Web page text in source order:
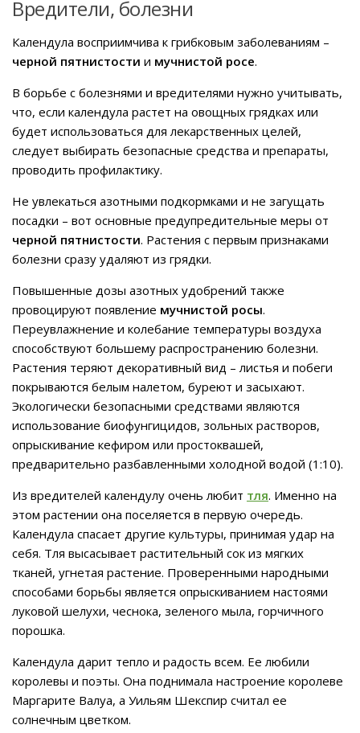
Вредители, болезни
Календула восприимчива к грибковым заболеваниям –
черной пятнистости и мучнистой росе.
В борьбе с болезнями и вредителями нужно учитывать,
что, если календула растет на овощных грядках или
будет использоваться для лекарственных целей,
следует выбирать безопасные средства и препараты,
проводить профилактику.
Не увлекаться азотными подкормками и не загущать
посадки – вот основные предупредительные меры от
черной пятнистости. Растения с первым признаками
болезни сразу удаляют из грядки.
Повышенные дозы азотных удобрений также
провоцируют появление мучнистой росы.
Переувлажнение и колебание температуры воздуха
способствуют большему распространению болезни.
Растения теряют декоративный вид – листья и побеги
покрываются белым налетом, буреют и засыхают.
Экологически безопасными средствами являются
использование биофунгицидов, зольных растворов,
опрыскивание кефиром или простоквашей,
предварительно разбавленными холодной водой (1:10).
Из вредителей календулу очень любит тля. Именно на
этом растении она поселяется в первую очередь.
Календула спасает другие культуры, принимая удар на
себя. Тля высасывает растительный сок из мягких
тканей, угнетая растение. Проверенными народными
способами борьбы является опрыскиванием настоями
луковой шелухи, чеснока, зеленого мыла, горчичного
порошка.
Календула дарит тепло и радость всем. Ее любили
королевы и поэты. Она поднимала настроение королеве
Маргарите Валуа, а Уильям Шекспир считал ее
солнечным цветком.